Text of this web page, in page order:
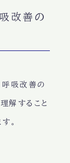
改善の
呼吸改善の
解すること
。